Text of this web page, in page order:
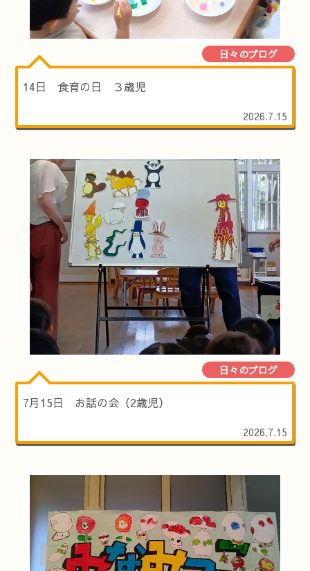
日々のブログ
14日 食育の日 ３歳児
2026.7.15
日々のブログ
7月15日 お話の会（2歳児）
2026.7.15